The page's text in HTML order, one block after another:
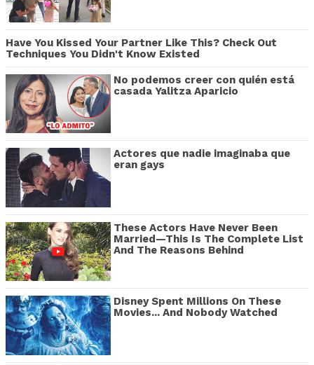
Have You Kissed Your Partner Like This? Check Out
Techniques You Didn't Know Existed
No podemos creer con quién está
casada Yalitza Aparicio
Actores que nadie imaginaba que
eran gays
These Actors Have Never Been
Married—This Is The Complete List
And The Reasons Behind
Disney Spent Millions On These
Movies... And Nobody Watched